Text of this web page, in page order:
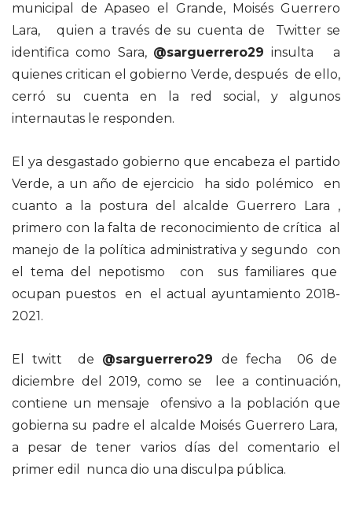
municipal de Apaseo el Grande, Moisés Guerrero
Lara, quien a través de su cuenta de Twitter se
identifica como Sara, @sarguerrero29 insulta a
quienes critican el gobierno Verde, después de ello,
cerró su cuenta en la red social, y algunos
internautas le responden.
El ya desgastado gobierno que encabeza el partido
Verde, a un año de ejercicio ha sido polémico en
cuanto a la postura del alcalde Guerrero Lara ,
primero con la falta de reconocimiento de crítica al
manejo de la política administrativa y segundo con
el tema del nepotismo con sus familiares que
ocupan puestos en el actual ayuntamiento 2018-
2021.
El twitt de @sarguerrero29 de fecha 06 de
diciembre del 2019, como se lee a continuación,
contiene un mensaje ofensivo a la población que
gobierna su padre el alcalde Moisés Guerrero Lara,
a pesar de tener varios días del comentario el
primer edil nunca dio una disculpa pública.